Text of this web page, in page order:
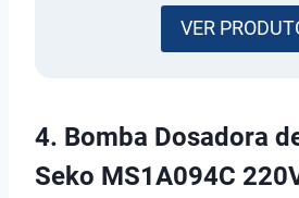
VER
4. Bomba Dosadora
Seko MS1A094C